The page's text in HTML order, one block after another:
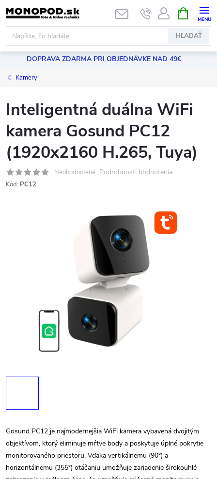
Prejsť
na
obsah
HĽADAŤ
KOŠÍK
DOPRAVA ZDARMA PRI OBJEDNÁVKE NAD 49€
Kamery
Inteligentná duálna WiFi
kamera Gosund PC12
(1920x2160 H.265, Tuya)
Neohodnotené Podrobnosti hodnotenia
Kód: PC12
Gosund PC12 je najmodernejšia WiFi kamera vybavená dvojitým
objektívom, ktorý eliminuje mŕtve body a poskytuje úplné pokrytie
monitorovaného priestoru. Vďaka vertikálnemu (90°) a
horizontálnemu (355°) otáčaniu umožňuje zariadenie širokouhlé